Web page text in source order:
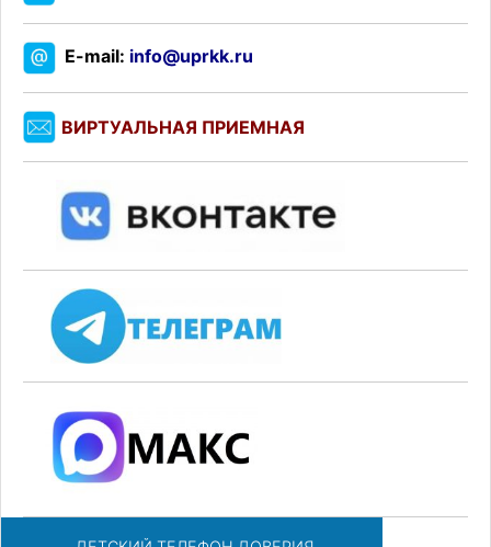
E-mail: info@uprkk.ru
ВИРТУАЛЬНАЯ ПРИЕМНАЯ